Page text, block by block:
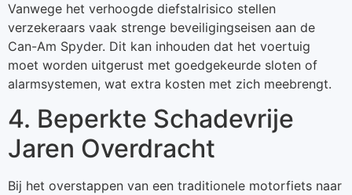
Vanwege het verhoogde diefstalrisico stellen
verzekeraars vaak strenge beveiligingseisen aan de
Can-Am Spyder. Dit kan inhouden dat het voertuig
moet worden uitgerust met goedgekeurde sloten of
alarmsystemen, wat extra kosten met zich meebrengt.
4. Beperkte Schadevrije
Jaren Overdracht
Bij het overstappen van een traditionele motorfiets naar